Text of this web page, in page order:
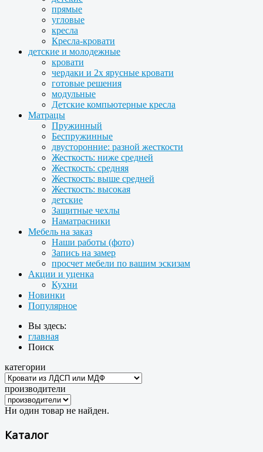
прямые
угловые
кресла
Кресла-кровати
детские и молодежные
кровати
чердаки и 2х ярусные кровати
готовые решения
модульные
Детские компьютерные кресла
Матрацы
Пружинный
Беспружинные
двусторонние: разной жесткости
Жесткость: ниже средней
Жесткость: средняя
Жесткость: выше средней
Жесткость: высокая
детские
Защитные чехлы
Наматрасники
Мебель на заказ
Наши работы (фото)
Запись на замер
просчет мебели по вашим эскизам
Акции и уценка
Кухни
Новинки
Популярное
Вы здесь:
главная
Поиск
категории
производители
Ни один товар не найден.
Каталог